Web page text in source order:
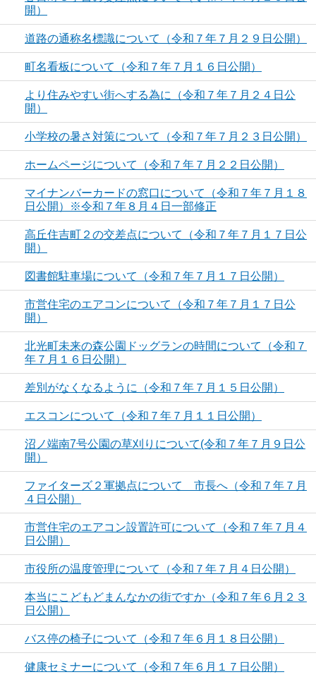
開）
道路の通称名標識について（令和７年７月２９日公開）
町名看板について（令和７年７月１６日公開）
より住みやすい街へする為に（令和７年７月２４日公
開）
小学校の暑さ対策について（令和７年７月２３日公開）
ホームページについて（令和７年７月２２日公開）
マイナンバーカードの窓口について（令和７年７月１８
日公開）※令和７年８月４日一部修正
高丘住吉町２の交差点について（令和７年７月１７日公
開）
図書館駐車場について（令和７年７月１７日公開）
市営住宅のエアコンについて（令和７年７月１７日公
開）
北光町未来の森公園ドッグランの時間について（令和７
年７月１６日公開）
差別がなくなるように（令和７年７月１５日公開）
エスコンについて（令和７年７月１１日公開）
沼ノ端南7号公園の草刈りについて(令和７年７月９日公
開）
ファイターズ２軍拠点について 市長へ（令和７年７月
４日公開）
市営住宅のエアコン設置許可について（令和７年７月４
日公開）
市役所の温度管理について（令和７年７月４日公開）
本当にこどもどまんなかの街ですか（令和７年６月２３
日公開）
バス停の椅子について（令和７年６月１８日公開）
健康セミナーについて（令和７年６月１７日公開）